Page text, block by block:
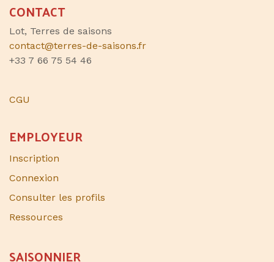
CONTACT
Lot, Terres de saisons
contact@terres-de-saisons.fr
+33 7 66 75 54 46
CGU
EMPLOYEUR
Inscription
Connexion
Consulter les profils
Ressources
SAISONNIER​